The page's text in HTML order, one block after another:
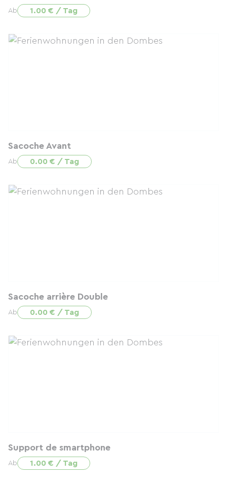
Ab 1.00 € / Tag
Sacoche Avant
Ab 0.00 € / Tag
Sacoche arrière Double
Ab 0.00 € / Tag
Support de smartphone
Ab 1.00 € / Tag